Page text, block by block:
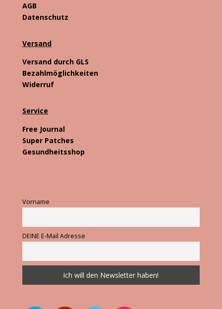
AGB
Datenschutz
Versand
Versand durch GLS
Bezahlmöglichkeiten
Widerruf
Service
Free Journal
Super Patches
Gesundheitsshop
Vorname
DEINE E-Mail Adresse